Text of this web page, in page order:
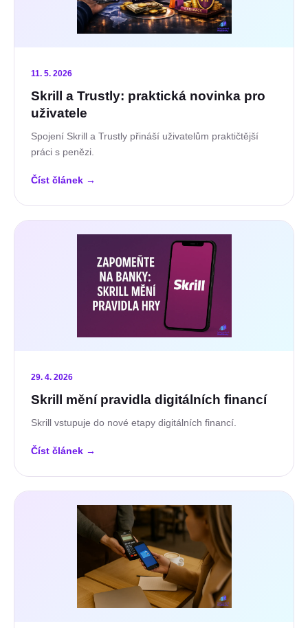
11. 5. 2026
Skrill a Trustly: praktická novinka pro
uživatele
Spojení Skrill a Trustly přináší uživatelům praktičtější
práci s penězi.
Číst článek →
29. 4. 2026
Skrill mění pravidla digitálních financí
Skrill vstupuje do nové etapy digitálních financí.
Číst článek →